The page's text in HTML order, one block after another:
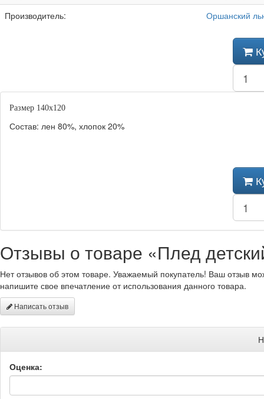
Производитель:
Оршанский
Размер 140х120
Состав: лен 80%, хлопок 20%
Отзывы о товаре «Плед
Нет отзывов об этом товаре. Уважаемый покупатель! Ваш отзыв
напишите свое впечатление от использования данного товара.
Написать отзыв
Оценка: